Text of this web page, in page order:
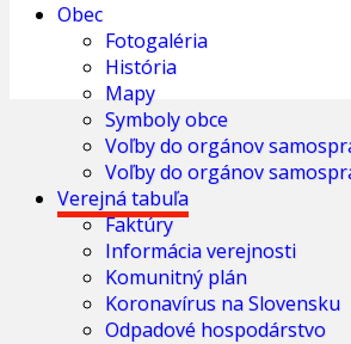
Obec
Fotogaléria
História
Mapy
Symboly obce
Voľby do orgánov
Voľby do orgánov
Verejná tabuľa
Faktúry
Informácia verejnosti
Komunitný plán
Koronavírus na Slovensku
Odpadové hospodárstvo